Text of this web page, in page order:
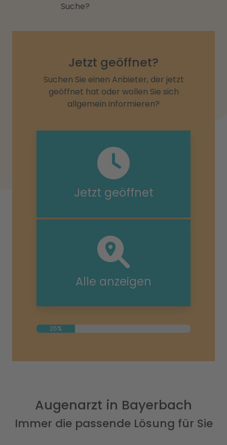
Suche?
Jetzt geöffnet?
Suchen Sie einen Anbieter, der jetzt
geöffnet hat oder wollen Sie sich
allgemein informieren?
Jetzt geöffnet
Alle anzeigen
25%
Augenarzt in Bayerbach
Immer die passende Lösung für Sie